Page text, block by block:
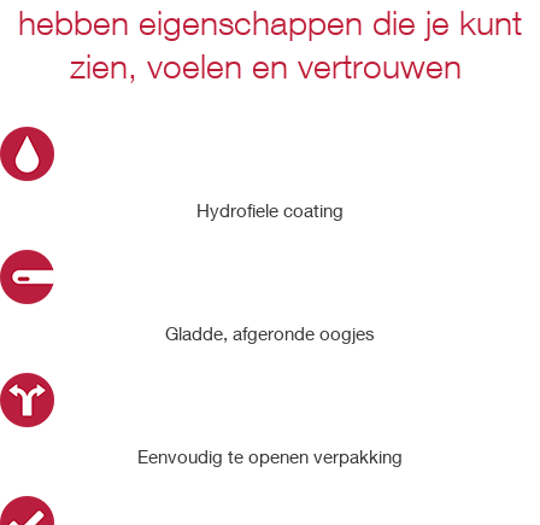
hebben eigenschappen die je kunt
zien, voelen en vertrouwen
Hydrofiele coating
Gladde, afgeronde oogjes
Eenvoudig te openen verpakking